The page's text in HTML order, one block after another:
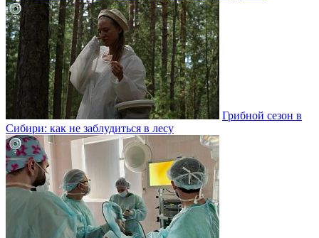
Грибной сезон в
Сибири: как не заблудиться в лесу